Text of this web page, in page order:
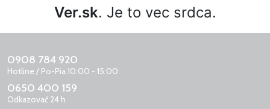
Ver.sk. Je to vec srdca.
0908 784 920
Hotline / Po-Pia 10:00 - 15:00
0650 400 159
Odkazovač 24 h